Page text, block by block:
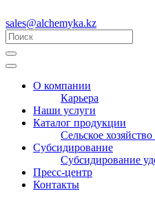
sales@alchemyka.kz
О компании
Карьера
Наши услуги
Каталог продукции
Сельское хозяйство
Субсидирование
Субсидирование
Пресс-центр
Контакты